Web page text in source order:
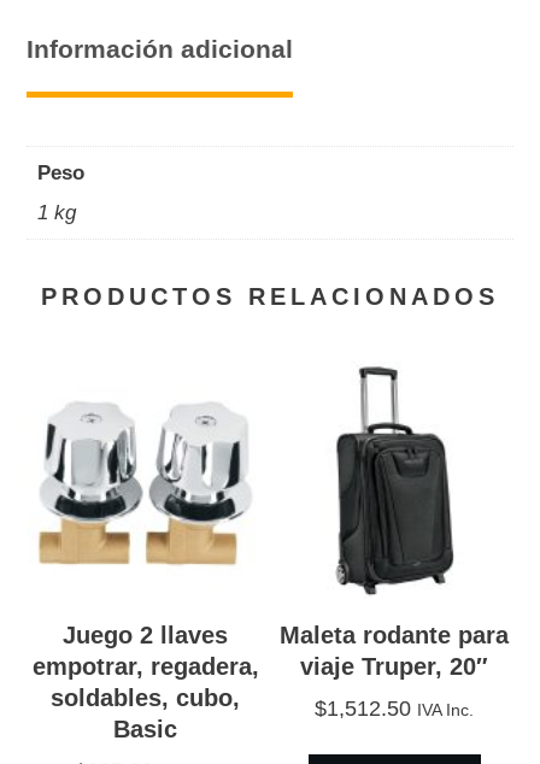
Información adicional
Peso
1 kg
PRODUCTOS RELACIONADOS
Juego 2 llaves
empotrar, regadera,
soldables, cubo,
Basic
Maleta rodante para
viaje Truper, 20″
$1,512.50 IVA Inc.